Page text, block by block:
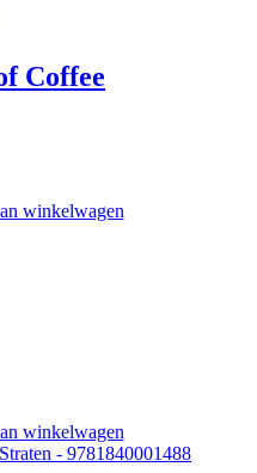
Coffee
winkelwagen
winkelwagen